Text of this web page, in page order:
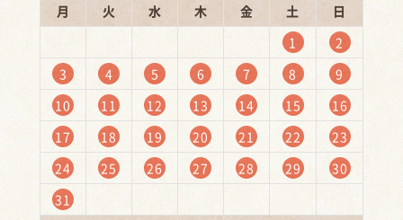
月
火 水 木 金 土
日
1
2
3
4 5 6 7 8
9
10
11 12 13 14 15
16
17
18 19 20 21 22
23
24
25 26 27 28 29
30
31